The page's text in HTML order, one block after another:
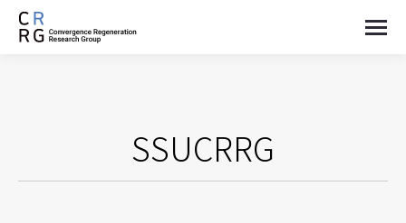
SSUCRRG